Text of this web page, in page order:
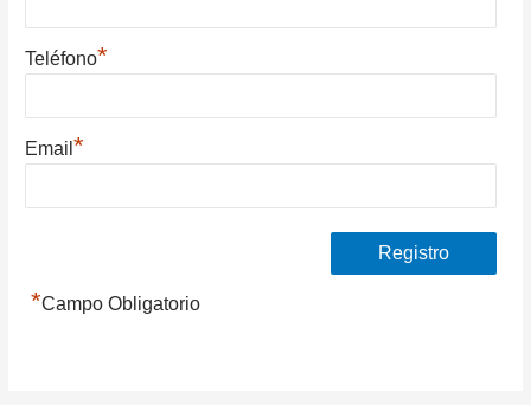
Teléfono*
Email*
*Campo Obligatorio